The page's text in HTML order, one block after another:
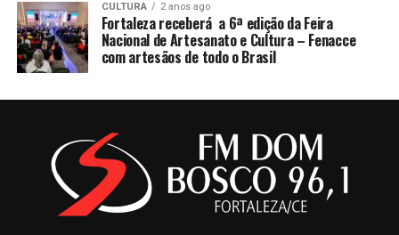
CULTURA 2 anos ago
Fortaleza receberá a 6ª edição da Feira
Nacional de Artesanato e Cultura – Fenacce
com artesãos de todo o Brasil